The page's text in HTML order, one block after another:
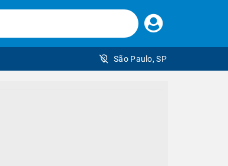
Faça
seu
São Paulo, SP